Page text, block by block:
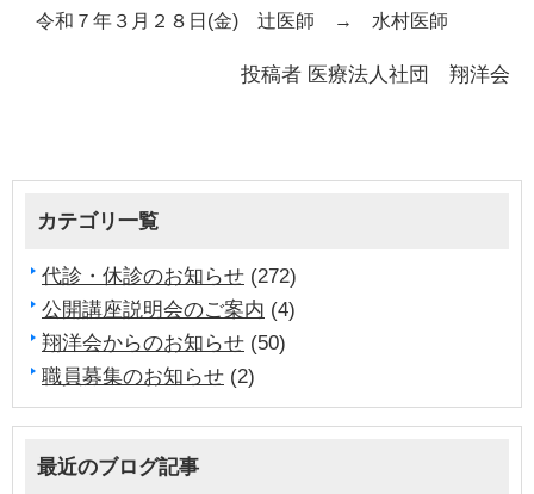
令和７年３月２８日(金) 辻医師 → 水村医師
投稿者 医療法人社団 翔洋会
カテゴリ一覧
代診・休診のお知らせ (272)
公開講座説明会のご案内 (4)
翔洋会からのお知らせ (50)
職員募集のお知らせ (2)
最近のブログ記事